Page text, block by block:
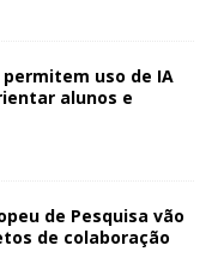
permitem uso de IA
alunos e
de Pesquisa vão
de colaboração